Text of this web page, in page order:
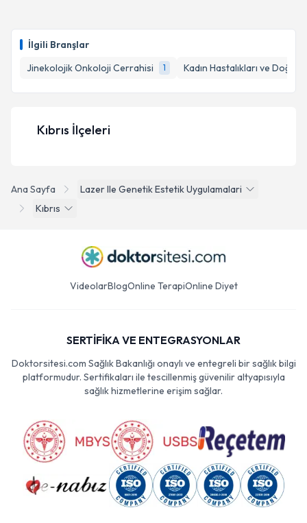
İlgili Branşlar
Jinekolojik Onkoloji Cerrahisi
1 Kadın Hastalıkları ve Doğum
Ana Sayfa
Lazer Ile Genetik Estetik Uygulamalari
Kıbrıs
Kıbrıs İlçeleri
VideolarBlogOnline TerapiOnline Diyet
SERTİFİKA VE ENTEGRASYONLAR
Doktorsitesi.com Sağlık Bakanlığı onaylı ve entegreli bir sağlık bilgi
platformudur. Sertifikaları ile tescillenmiş güvenilir altyapısıyla
sağlık hizmetlerine erişim sağlar.